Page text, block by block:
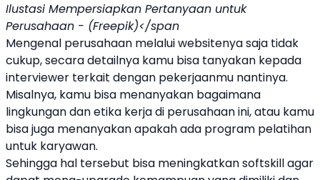
Ilustasi Mempersiapkan Pertanyaan untuk
Perusahaan - (Freepik)</span
Mengenal perusahaan melalui websitenya saja tidak
cukup, secara detailnya kamu bisa tanyakan kepada
interviewer terkait dengan pekerjaanmu nantinya.
Misalnya, kamu bisa menanyakan bagaimana
lingkungan dan etika kerja di perusahaan ini, atau kamu
bisa juga menanyakan apakah ada program pelatihan
untuk karyawan.
Sehingga hal tersebut bisa meningkatkan softskill agar